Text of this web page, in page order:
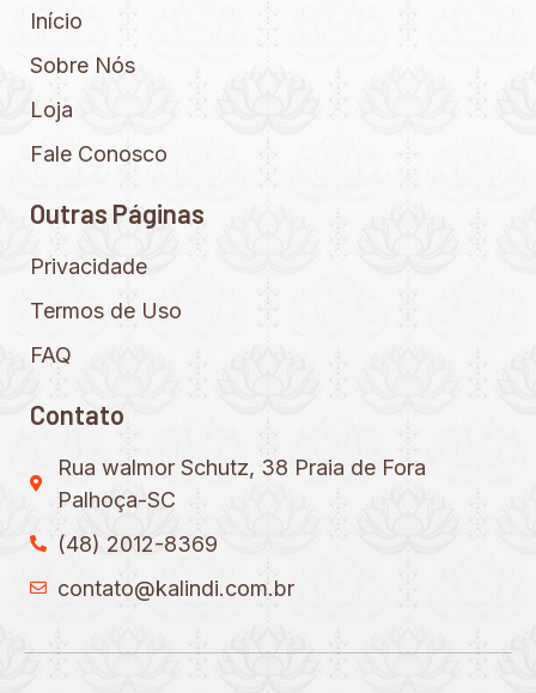
Início
Sobre Nós
Loja
Fale Conosco
Outras Páginas
Privacidade
Termos de Uso
FAQ
Contato
Rua walmor Schutz, 38 Praia de Fora
Palhoça-SC
(48) 2012-8369
contato@kalindi.com.br